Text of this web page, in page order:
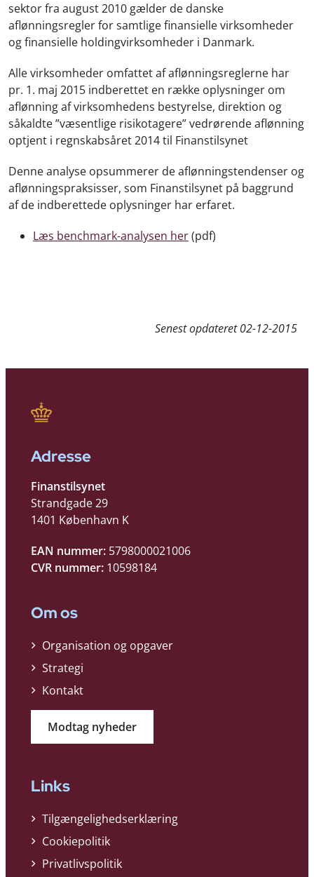
sektor fra august 2010 gælder de danske
aflønningsregler for samtlige finansielle virksomheder
og finansielle holdingvirksomheder i Danmark.
Alle virksomheder omfattet af aflønningsreglerne har
pr. 1. maj 2015 indberettet en række oplysninger om
aflønning af virksomhedens bestyrelse, direktion og
såkaldte ”væsentlige risikotagere” vedrørende aflønning
optjent i regnskabsåret 2014 til Finanstilsynet
Denne analyse opsummerer de aflønningstendenser og
aflønningspraksisser, som Finanstilsynet på baggrund
af de indberettede oplysninger har erfaret.
Læs benchmark-analysen her(pdf)
Senest opdateret02-12-2015
Adresse
Finanstilsynet
Strandgade 29
1401 København K
EAN nummer: 5798000021006
CVR nummer: 10598184
Om os
Organisation og opgaver
Strategi
Kontakt
Modtag nyheder
Links
Tilgængelighedserklæring
Cookiepolitik
Privatlivspolitik